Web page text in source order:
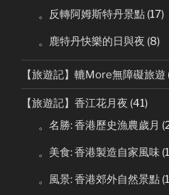
。反轉阿姆斯特丹景點 (17)
。鹿特丹快樂的日與夜 (8)
【旅遊記】轆More無障礙旅遊
【旅遊記】香江花月夜 (41)
。名勝: 香港歷史漁農歲月
。美食: 香港製造自家風味
。風景: 香港郊外自然景點